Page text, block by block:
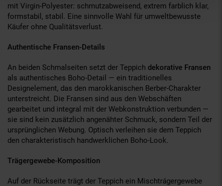
mit Virgin-Polyester: schmutzabweisend, extrem farblich klar,
formstabil, stabil. Eine sinnvolle Wahl für umweltbewusste
Käufer ohne Qualitätsverlust.
Authentische Fransen-Details
An beiden Schmalseiten setzt der Teppich dekorative Fransen
als authentisches Boho-Detail — ein traditionelles
Designelement, das den marokkanischen Berber-Charakter
unterstreicht. Die Fransen sind aus den Webschäften
gearbeitet und integral mit der Webkonstruktion verbunden —
sie sind kein zusätzlich angenähter Schmuck, sondern Teil der
ursprünglichen Webung. Optisch verleihen sie dem Teppich
den charakteristisch handwerklichen Boho-Look.
Trägergewebe-Komposition
Auf der Rückseite trägt der Teppich ein Mischtrágergewebe